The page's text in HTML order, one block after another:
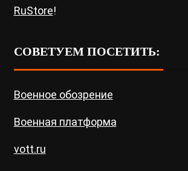
RuStore!
СОВЕТУЕМ ПОСЕТИТЬ:
Военное обозрение
Военная платформа
vott.ru